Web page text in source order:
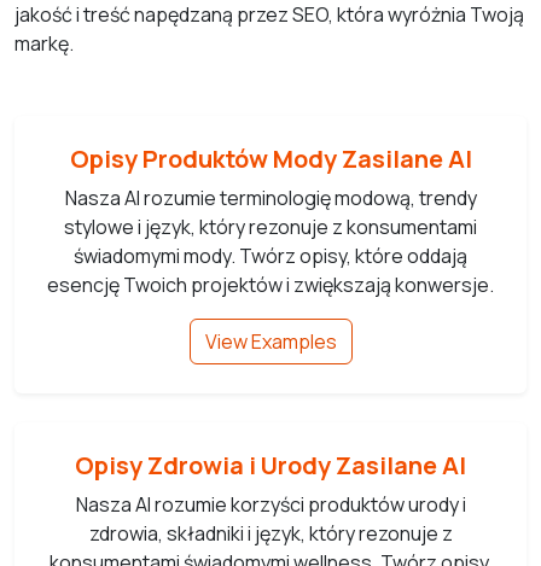
jakość i treść napędzaną przez SEO, która wyróżnia Twoją
markę.
Opisy Produktów Mody Zasilane AI
Nasza AI rozumie terminologię modową, trendy
stylowe i język, który rezonuje z konsumentami
świadomymi mody. Twórz opisy, które oddają
esencję Twoich projektów i zwiększają konwersje.
View Examples
Opisy Zdrowia i Urody Zasilane AI
Nasza AI rozumie korzyści produktów urody i
zdrowia, składniki i język, który rezonuje z